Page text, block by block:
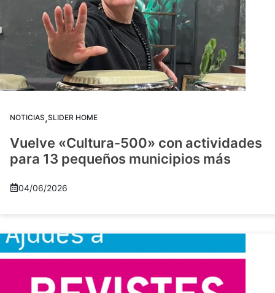
NOTICIAS,SLIDER HOME
Vuelve «Cultura-500» con actividades
para 13 pequeños municipios más
04/06/2026